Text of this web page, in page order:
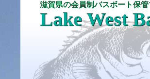
滋賀県の会員制バスボート保
Lake West